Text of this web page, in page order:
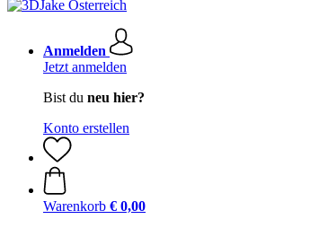
Anmelden
Jetzt anmelden
Bist du neu hier?
Konto erstellen
Warenkorb € 0,00